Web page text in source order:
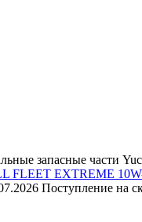
запасные части
FLEET EXTREME
Поступление на